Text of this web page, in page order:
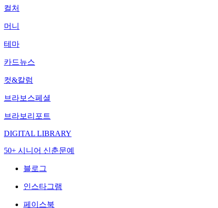
컬처
머니
테마
카드뉴스
컷&칼럼
브라보스페셜
브라보리포트
DIGITAL LIBRARY
50+ 시니어 신춘문예
블로그
인스타그램
페이스북